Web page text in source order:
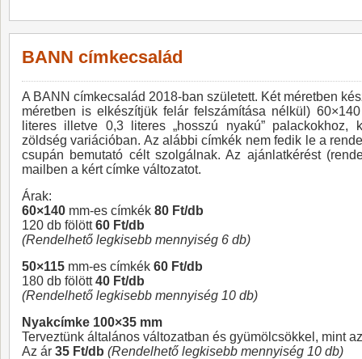
BANN címkecsalád
A BANN címkecsalád 2018-ban született. Két méretben
méretben is elkészítjük felár felszámítása nélkül)
literes illetve 0,3 literes „hosszú nyakú”
zöldség variációban. Az alábbi címkék nem fedik le a
csupán bemutató célt szolgálnak. Az ajánlatkérést
mailben a kért címke változatot.
Árak:
60×140 mm-es címkék 80 Ft/db
120 db fölött60 Ft/db
(Rendelhető legkisebb mennyiség 6 db)
50×115 mm-es címkék 60 Ft/db
180 db fölött40 Ft/db
(Rendelhető legkisebb mennyiség 10 db)
Nyakcímke 100×35 mm
Terveztünk általános változatban és gyümölcsökkel, mint
Az ár 35 Ft/db (Rendelhető legkisebb mennyiség 10 db)